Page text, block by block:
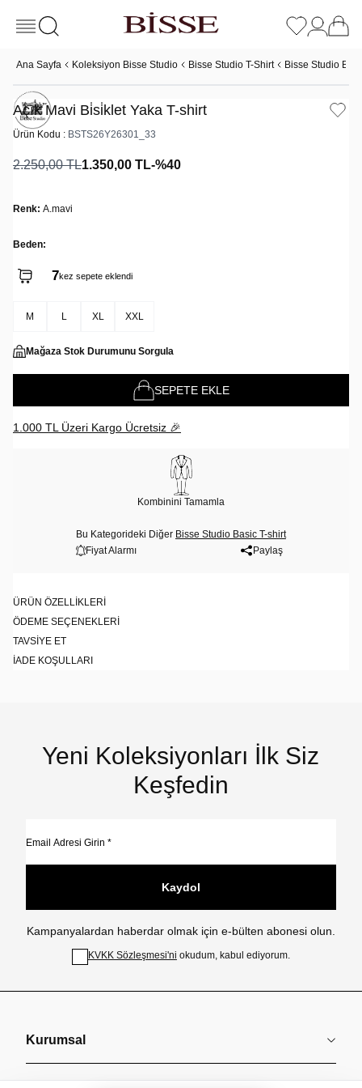
Ana Sayfa Koleksiyon Bisse Studio Bisse Studio T-Shirt Bisse Studio
Açık Mavi Bi̇si̇klet Yaka T-shirt
Ürün Kodu : BSTS26Y26301_33
2.250,00TL1.350,00 TL-%40
Renk: A.mavi
Beden:
7kez sepete eklendi
M L XL XXL
Mağaza Stok Durumunu Sorgula
SEPETE EKLE
1.000 TL Üzeri Kargo Ücretsiz 🎉
Kombinini Tamamla
Bu Kategorideki Diğer Bisse Studio Basic T-shirt
Fiyat Alarmı
Paylaş
ÜRÜN ÖZELLIKLERI
ÖDEME SEÇENEKLERI
TAVSIYE ET
İADE KOŞULLARI
Yeni Koleksiyonları İlk Siz
Keşfedin
Kaydol
Kampanyalardan haberdar olmak için e-bülten abonesi olun.
KVKK Sözleşmesi'ni okudum, kabul ediyorum.
Kurumsal